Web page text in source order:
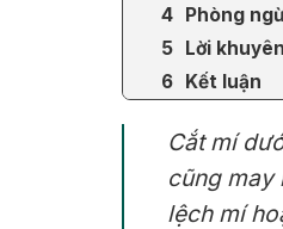
Phòng
Lời
Kết luận
Cắt mí
cũng may
lệch mí